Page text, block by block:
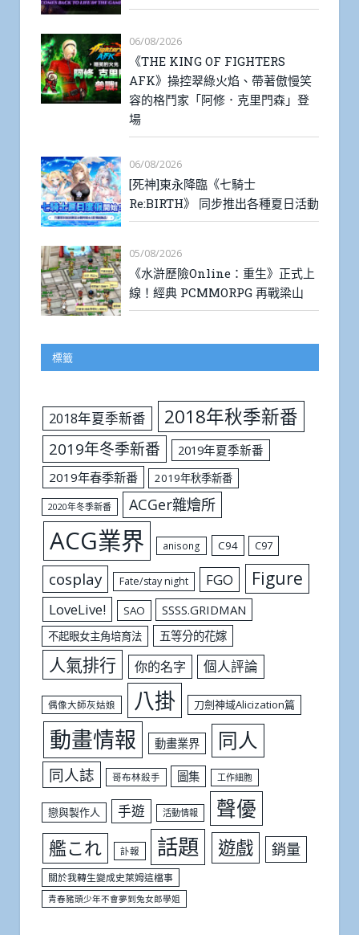
06/08/2026
《THE KING OF FIGHTERS
AFK》操控翠綠火焰、帶著傲慢笑
容的格鬥家「阿修．克里門森」登
場
06/08/2026
[死神]東永降臨《七騎士
Re:BIRTH》 同步推出各種夏日活動
05/08/2026
《水滸歷險Online：重生》正式上
線！經典 PCMMORPG 再戰梁山
標籤
2018年夏季新番 2018年秋季新番
2019年冬季新番
2019年夏季新番
2019年春季新番
2019年秋季新番
2020年冬季新番 ACGer雜燴所
ACG業界 anisong C94 C97
cosplay Fate/stay night FGO Figure
LoveLive! SAO SSSS.GRIDMAN
不起眼女主角培育法 五等分的花嫁
人氣排行 你的名字 個人評論
偶像大師灰姑娘 八掛 刀劍神域Alicization篇
動畫情報 動畫業界 同人
同人誌 哥布林殺手 圖集 工作細胞
戀與製作人 手遊 活動情報 聲優
艦これ 訃報 話題 遊戲 銷量
關於我轉生變成史萊姆這檔事
青春豬頭少年不會夢到兔女郎學姐